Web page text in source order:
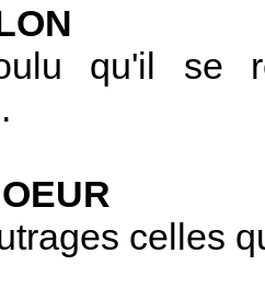
qu'il se
celles